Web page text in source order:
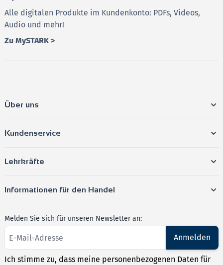
bis zum 31.12.2027 zur Verfügung.
optimal auf die Mathe-
Abschlussprüfung vorzubereiten und mit
Alle digitalen Produkte im Kundenkonto: PDFs, Videos,
Audio und mehr!
Zu MySTARK >
Über uns
Kundenservice
Lehrkräfte
Informationen für den Handel
Melden Sie sich für unseren Newsletter an:
Anmelden
Ich stimme zu, dass meine personenbezogenen Daten für